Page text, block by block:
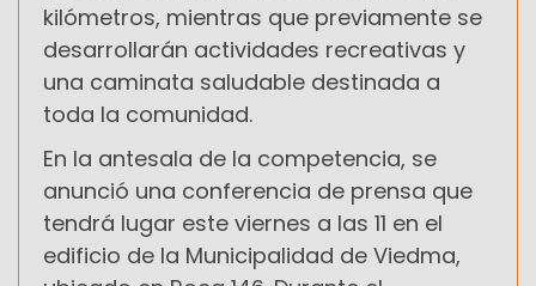
kilómetros, mientras que previamente se
desarrollarán actividades recreativas y
una caminata saludable destinada a
toda la comunidad.
En la antesala de la competencia, se
anunció una conferencia de prensa que
tendrá lugar este viernes a las 11 en el
edificio de la Municipalidad de Viedma,